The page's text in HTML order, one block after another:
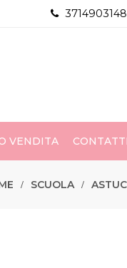
3714903148
VENDITA CONTATTI
SCUOLA